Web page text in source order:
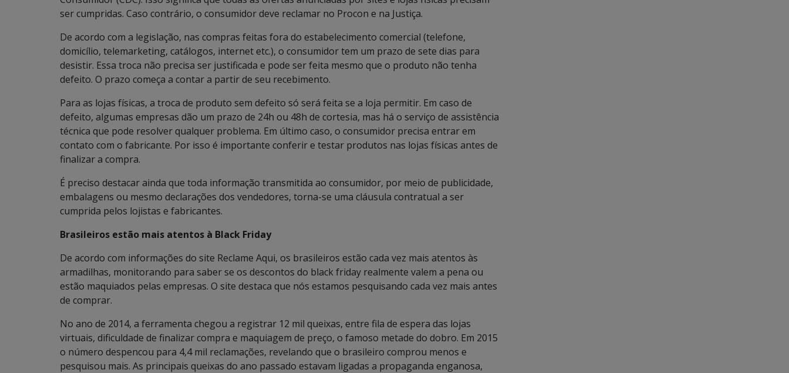
ser cumpridas. Caso contrário, o consumidor deve reclamar no Procon e na Justiça.
De acordo com a legislação, nas compras feitas fora do estabelecimento comercial (telefone,
domicílio, telemarketing, catálogos, internet etc.), o consumidor tem um prazo de sete dias para
desistir. Essa troca não precisa ser justificada e pode ser feita mesmo que o produto não tenha
defeito. O prazo começa a contar a partir de seu recebimento.
Para as lojas físicas, a troca de produto sem defeito só será feita se a loja permitir. Em caso de
defeito, algumas empresas dão um prazo de 24h ou 48h de cortesia, mas há o serviço de assistência
técnica que pode resolver qualquer problema. Em último caso, o consumidor precisa entrar em
contato com o fabricante. Por isso é importante conferir e testar produtos nas lojas físicas antes de
finalizar a compra.
É preciso destacar ainda que toda informação transmitida ao consumidor, por meio de publicidade,
embalagens ou mesmo declarações dos vendedores, torna-se uma cláusula contratual a ser
cumprida pelos lojistas e fabricantes.
Brasileiros estão mais atentos à Black Friday
De acordo com informações do site Reclame Aqui, os brasileiros estão cada vez mais atentos às
armadilhas, monitorando para saber se os descontos do black friday realmente valem a pena ou
estão maquiados pelas empresas. O site destaca que nós estamos pesquisando cada vez mais antes
de comprar.
No ano de 2014, a ferramenta chegou a registrar 12 mil queixas, entre fila de espera das lojas
virtuais, dificuldade de finalizar compra e maquiagem de preço, o famoso metade do dobro. Em 2015
o número despencou para 4,4 mil reclamações, revelando que o brasileiro comprou menos e
pesquisou mais. As principais queixas do ano passado estavam ligadas a propaganda enganosa,